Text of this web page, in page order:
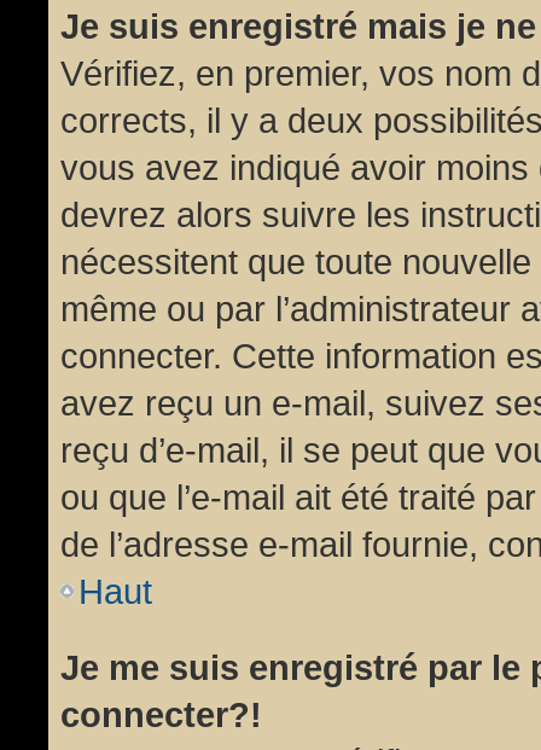
Je suis enregistré mais je
Vérifiez, en premier, vos nom
corrects, il y a deux
vous avez indiqué avoir
devrez alors suivre les
nécessitent que toute
même ou par l’administrateur
connecter. Cette information
avez reçu un e-mail, suivez
reçu d’e-mail, il se peut que
ou que l’e-mail ait été traité
de l’adresse e-mail fournie,
Haut
Je me suis enregistré par le
connecter?!